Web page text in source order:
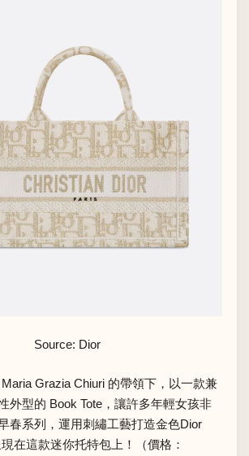
Source: Dior
Grazia Chiuri 的帶領下，以一款兼
外型的 Book Tote，讓許多年輕女孩非
春系列，運用刺繡工藝打造金色Dior
在這款迷你托特包上！（價格：